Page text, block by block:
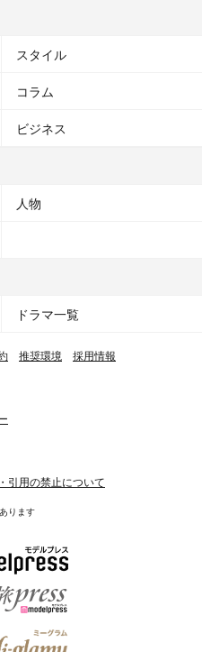
スタイル
コラム
ビジネス
人物
ドラマ一覧
推奨環境 採用情報
引用の禁止について
ります